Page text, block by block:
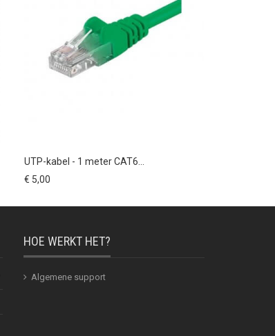
UTP-kabel - 1 meter CAT6...
€ 5,00
HOE WERKT HET?
Algemene support